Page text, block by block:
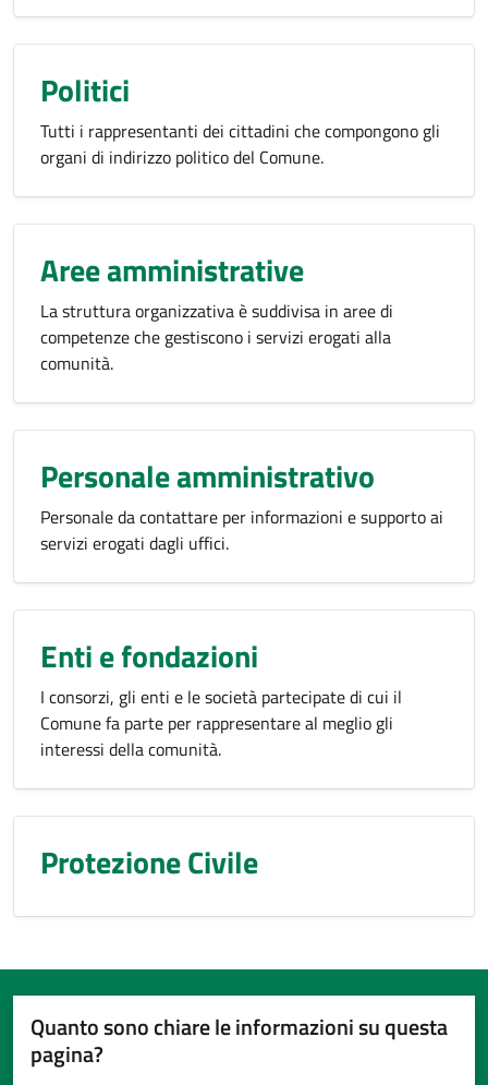
Politici
Tutti i rappresentanti dei cittadini che compongono gli
organi di indirizzo politico del Comune.
Aree amministrative
La struttura organizzativa è suddivisa in aree di
competenze che gestiscono i servizi erogati alla
comunità.
Personale amministrativo
Personale da contattare per informazioni e supporto ai
servizi erogati dagli uffici.
Enti e fondazioni
I consorzi, gli enti e le società partecipate di cui il
Comune fa parte per rappresentare al meglio gli
interessi della comunità.
Protezione Civile
Quanto sono chiare le informazioni su questa
pagina?